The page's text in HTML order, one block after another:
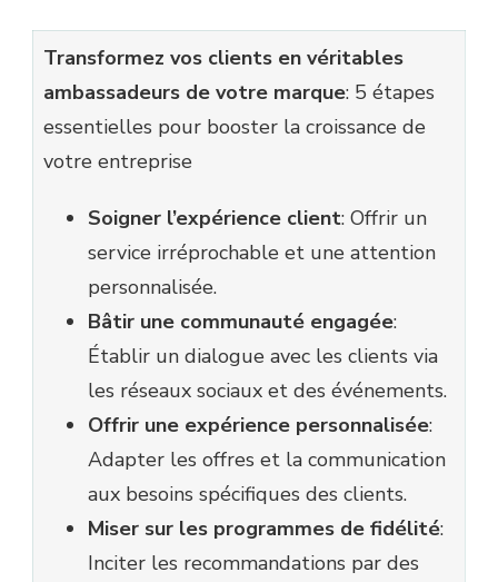
Transformez vos clients en véritables
ambassadeurs de votre marque: 5 étapes
essentielles pour booster la croissance de
votre entreprise
Soigner l’expérience client: Offrir un
service irréprochable et une attention
personnalisée.
Bâtir une communauté engagée:
Établir un dialogue avec les clients via
les réseaux sociaux et des événements.
Offrir une expérience personnalisée:
Adapter les offres et la communication
aux besoins spécifiques des clients.
Miser sur les programmes de fidélité:
Inciter les recommandations par des